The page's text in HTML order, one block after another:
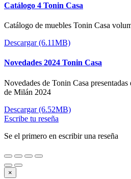
Catálogo 4 Tonin Casa
Catálogo de muebles Tonin Casa
Descargar (6.11MB)
Novedades 2024 Tonin Casa
Novedades de Tonin Casa
de Milán 2024
Descargar (6.52MB)
Escribe tu reseña
Se el primero en escribir una reseña
×